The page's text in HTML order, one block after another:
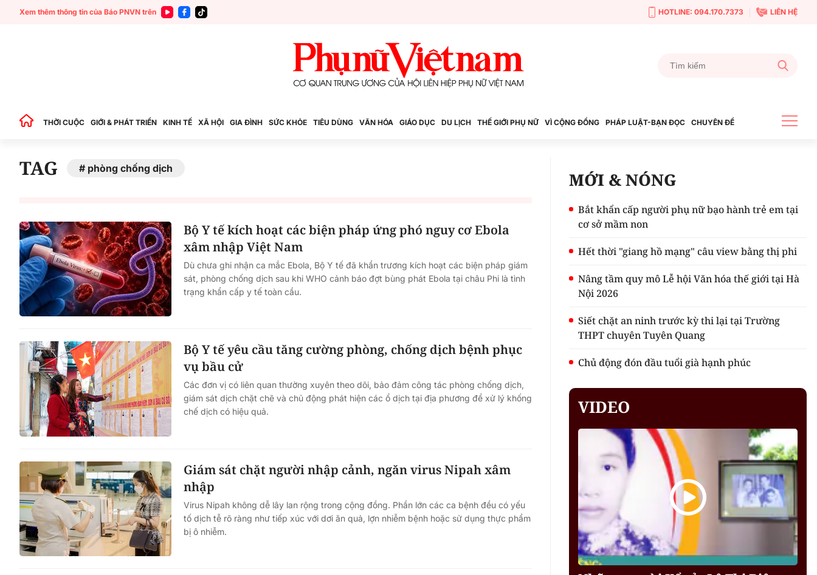
Xem thêm thông tin của Báo PNVN trên HOTLINE: 094.170.7373 LIÊN HỆ
THỜI CUỘC GIỚI & PHÁT TRIỂN KINH TẾ XÃ HỘI GIA ĐÌNH SỨC KHỎE TIÊU DÙNG VĂN HÓA GIÁO DỤC DU LỊCH THẾ GIỚI PHỤ NỮ VÌ CỘNG ĐỒNG PHÁP LUẬT-BẠN ĐỌC CHUYÊN ĐỀ
TAG phòng chống dịch
Bộ Y tế kích hoạt các biện pháp ứng phó nguy cơ Ebola
xâm nhập Việt Nam
Dù chưa ghi nhận ca mắc Ebola, Bộ Y tế đã khẩn trương kích hoạt các biện pháp giám
sát, phòng chống dịch sau khi WHO cảnh báo đợt bùng phát Ebola tại châu Phi là tình
trạng khẩn cấp y tế toàn cầu.
Bộ Y tế yêu cầu tăng cường phòng, chống dịch bệnh phục
vụ bầu cử
Các đơn vị có liên quan thường xuyên theo dõi, bảo đảm công tác phòng chống dịch,
giám sát dịch chặt chẽ và chủ động phát hiện các ổ dịch tại địa phương để xử lý khống
chế dịch có hiệu quả.
Giám sát chặt người nhập cảnh, ngăn virus Nipah xâm
nhập
Virus Nipah không dễ lây lan rộng trong cộng đồng. Phần lớn các ca bệnh đều có yếu
tố dịch tễ rõ ràng như tiếp xúc với dơi ăn quả, lợn nhiễm bệnh hoặc sử dụng thực phẩm
bị ô nhiễm.
MỚI & NÓNG
Bắt khẩn cấp người phụ nữ bạo hành trẻ em tại
cơ sở mầm non
Hết thời "giang hồ mạng" câu view bằng thị phi
Nâng tầm quy mô Lễ hội Văn hóa thế giới tại Hà
Nội 2026
Siết chặt an ninh trước kỳ thi lại tại Trường
THPT chuyên Tuyên Quang
Chủ động đón đầu tuổi già hạnh phúc
VIDEO